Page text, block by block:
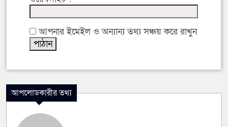
আপনার ইমেইল ও অন্যান্য তথ্য সঞ্চয় করে রাখুন
আপলোডকারীর তথ্য